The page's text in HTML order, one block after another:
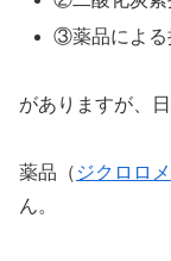
③薬品による
がありますが、
薬品（ ジクロロ
ん。